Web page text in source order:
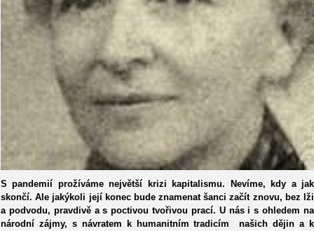
S pandemií prožíváme největší krizi kapitalismu. Nevíme, kdy a jak
skončí. Ale jakýkoli její konec bude znamenat šanci začít znovu, bez lži
a podvodu, pravdivě a s poctivou tvořivou prací. U nás i s ohledem na
národní zájmy, s návratem k humanitním tradicím našich dějin a k